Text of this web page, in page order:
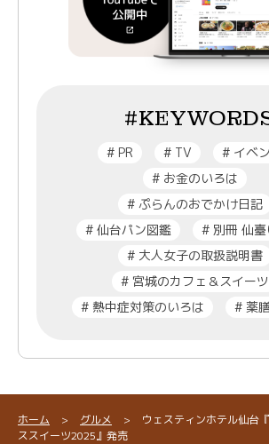
#PR #TV #イベ
#お金のいろは
#ぷらんのおでかけ日記
# 仙台パン図鑑 # 別冊 仙
#大人女子の取扱説明書
#宮城のカフェ＆スイーツ
# 熱中症対策のいろは # 薬
ホーム > グルメ >
ウェスティンホテル仙台
ススイーツ2025』発売